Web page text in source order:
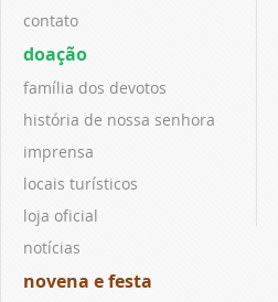
contato
doação
família dos devotos
história de nossa senhora
imprensa
locais turísticos
loja oficial
notícias
novena e festa